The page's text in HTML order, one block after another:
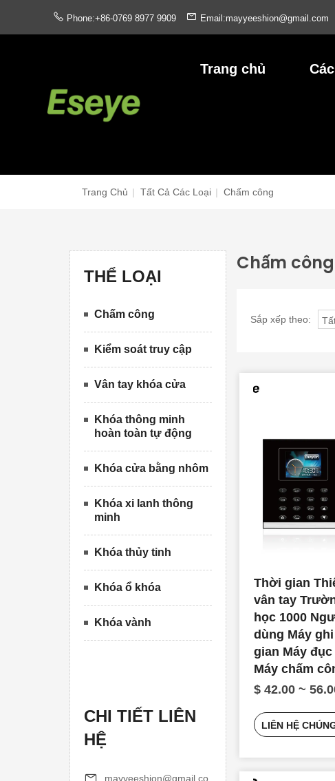
Phone:+86-0769 8977 9909 Email:mayyeeshion@gmail.com
Trang chủ
Trang Chủ | Tất Cả Các Loại | Chấm công
THỂ LOẠI
Chấm công
Kiểm soát truy cập
Vân tay khóa cửa
Khóa thông minh
hoàn toàn tự động
Khóa cửa bằng nhôm
Khóa xi lanh thông
minh
Khóa thủy tinh
Khóa ổ khóa
Khóa vành
CHI TIẾT LIÊN
HỆ
mayyeeshion@gmail.co
Chấm công
Sắp xếp theo:
Thời gian
vân tay
học 1000
dùng Máy
gian Máy
Máy chấm
sinh trắc học
$ 42.00 ~
LIÊN HỆ